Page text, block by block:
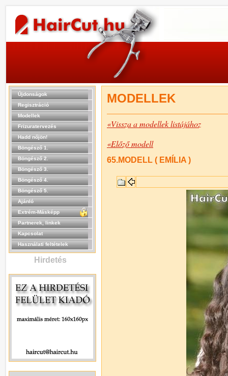
Újdonságok
Regisztráció
Modellek
Frizuratervezés
Hadd nőjön!
Böngésző 1.
Böngésző 2.
Böngésző 3.
Böngésző 4.
Böngésző 5.
Ajánló
Extrém-Másképp
Partnerek, linkek
Kapcsolat
Használati feltételek
Hirdetés
MODELLEK
«Vissza a modellek listájához
«Előző modell
65.MODELL ( EMÍLIA )